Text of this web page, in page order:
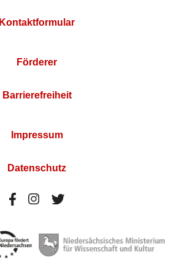
Kontaktformular
Förderer
Barrierefreiheit
Impressum
Datenschutz